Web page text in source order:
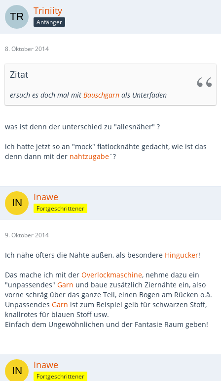
Triniity
Anfänger
8. Oktober 2014
Zitat
ersuch es doch mal mit Bauschgarn als Unterfaden
was ist denn der unterschied zu "allesnäher" ?
ich hatte jetzt so an "mock" flatlocknähte gedacht, wie ist das
denn dann mit der nahtzugabe`?
Inawe
Fortgeschrittener
9. Oktober 2014
Ich nähe öfters die Nähte außen, als besondere Hingucker!
Das mache ich mit der Overlockmaschine, nehme dazu ein
"unpassendes" Garn und baue zusätzlich Ziernähte ein, also
vorne schräg über das ganze Teil, einen Bogen am Rücken o.ä.
Unpassendes Garn ist zum Beispiel gelb für schwarzen Stoff,
knallrotes für blauen Stoff usw.
Einfach dem Ungewöhnlichen und der Fantasie Raum geben!
Inawe
Fortgeschrittener